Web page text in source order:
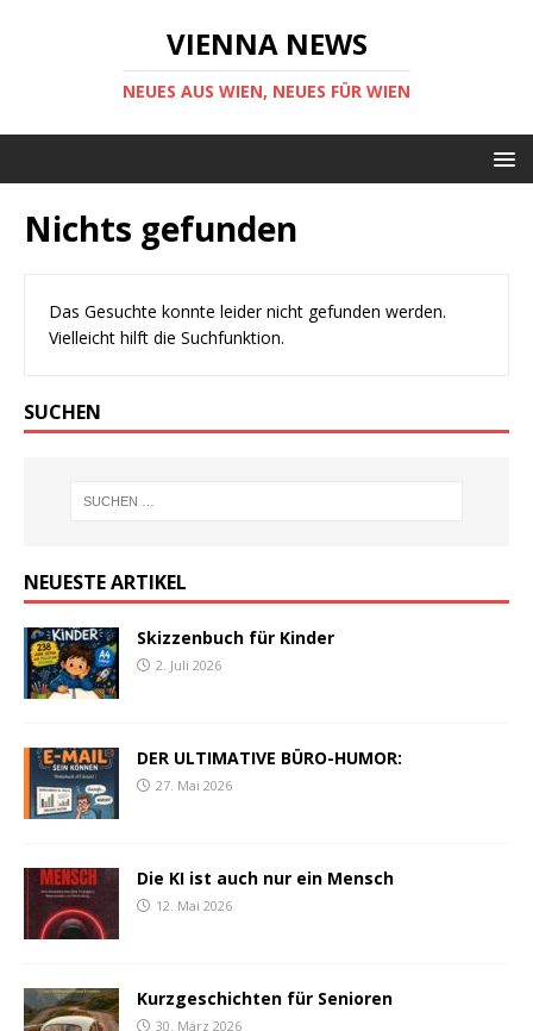
VIENNA NEWS
NEUES AUS WIEN, NEUES FÜR WIEN
Nichts gefunden
Das Gesuchte konnte leider nicht gefunden werden.
Vielleicht hilft die Suchfunktion.
SUCHEN
NEUESTE ARTIKEL
Skizzenbuch für Kinder
2. Juli 2026
DER ULTIMATIVE BÜRO-HUMOR:
27. Mai 2026
Die KI ist auch nur ein Mensch
12. Mai 2026
Kurzgeschichten für Senioren
30. März 2026